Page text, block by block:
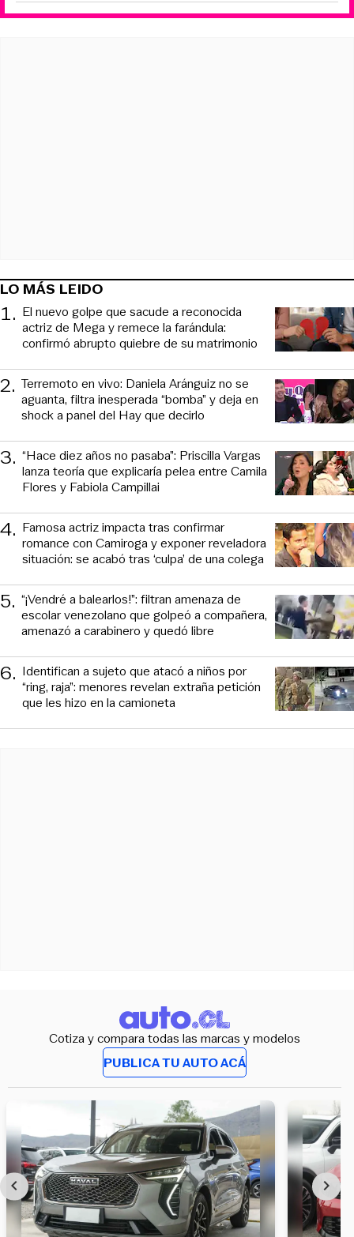
LO MÁS LEIDO
1. El nuevo golpe que sacude a reconocida
actriz de Mega y remece la farándula:
confirmó abrupto quiebre de su matrimonio
2. Terremoto en vivo: Daniela Aránguiz no se
aguanta, filtra inesperada “bomba” y deja en
shock a panel del Hay que decirlo
3. “Hace diez años no pasaba”: Priscilla Vargas
lanza teoría que explicaría pelea entre Camila
Flores y Fabiola Campillai
4. Famosa actriz impacta tras confirmar
romance con Camiroga y exponer reveladora
situación: se acabó tras ‘culpa’ de una colega
5. “¡Vendré a balearlos!”: filtran amenaza de
escolar venezolano que golpeó a compañera,
amenazó a carabinero y quedó libre
6. Identifican a sujeto que atacó a niños por
“ring, raja”: menores revelan extraña petición
que les hizo en la camioneta
Cotiza y compara todas las marcas y modelos
PUBLICA TU AUTO ACÁ